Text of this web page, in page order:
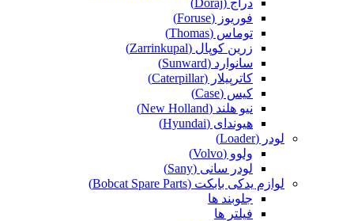
دراج (Doraj)
فوریوز (Foruse)
توماس (Thomas)
زرین کوپال (Zarrinkupal)
سانوارد (Sunward)
کاترپیلار (Caterpillar)
کیس (Case)
نیو هلند (New Holland)
هیوندای (Hyundai)
لودر (Loader)
ولوو (Volvo)
لودر سانی (Sany)
لوازم یدکی بابکت (Bobcat Spare Parts)
جلوبند ها
فیلتر ها